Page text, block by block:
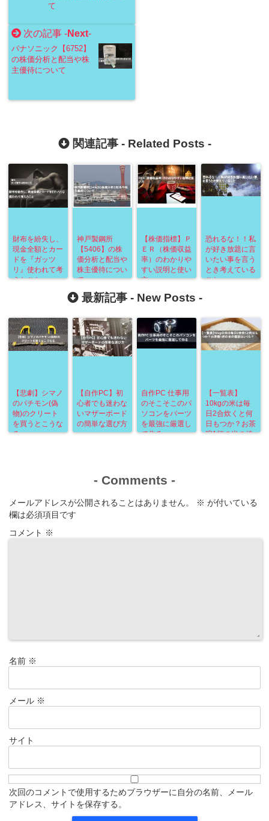
て
次の記事 -Next-
パナソニック【6752】
の株価分析と配当や株
主優待について
関連記事 - Related Posts -
財布を紛失し、
現金全額とカー
ドを『ガッツ
リ』使われて考
えたこと
神戸製鋼所
【5406】の株
価分析と配当や
株主優待につい
て
【株価指標】Ｐ
ＥＲ（株価収益
率）のわかりや
すい説明と使い
方
恐れるな！！私
が好き放題に言
いたい事を言う
とき考えている
こと
最新記事 - New Posts -
【悲劇】シマノ
のパチモン(偽
物)のクリート
を買うとこうな
る
【自作PC】初
心者でも迷わな
いマザーボード
の簡単な選び方
自作PC 仕事用
のそこそこのパ
ソコンをパーツ
を最強に厳選し
て作る
【一覧表】
10kgの米は毎
日2合炊くと何
日もつか？お茶
碗1杯の米の値
- Comments -
メールアドレスが公開されることはありません。 ※ が付いている
欄は必須項目です
コメント ※
名前 ※
メール ※
サイト
次回のコメントで使用するためブラウザーに自分の名前、メール
アドレス、サイトを保存する。